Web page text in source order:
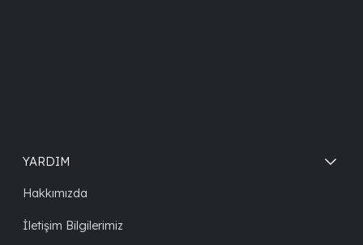
YARDIM
Hakkımızda
İletişim Bilgilerimiz